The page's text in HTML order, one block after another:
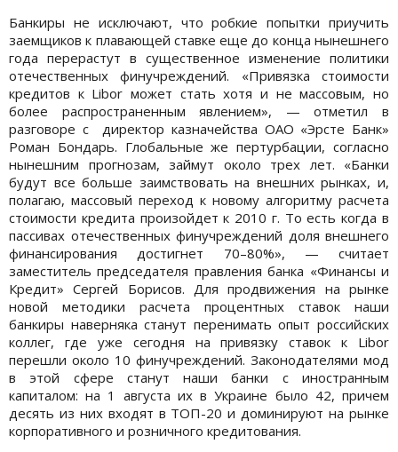
Банкиры не исключают, что робкие попытки приучить
заемщиков к плавающей ставке еще до конца нынешнего
года перерастут в существенное изменение политики
отечественных финучреждений. «Привязка стоимости
кредитов к Libor может стать хотя и не массовым, но
более распространенным явлением», — отметил в
разговоре с директор казначейства ОАО «Эрсте Банк»
Роман Бондарь. Глобальные же пертурбации, согласно
нынешним прогнозам, займут около трех лет. «Банки
будут все больше заимствовать на внешних рынках, и,
полагаю, массовый переход к новому алгоритму расчета
стоимости кредита произойдет к 2010 г. То есть когда в
пассивах отечественных финучреждений доля внешнего
финансирования достигнет 70–80%», — считает
заместитель председателя правления банка «Финансы и
Кредит» Сергей Борисов. Для продвижения на рынке
новой методики расчета процентных ставок наши
банкиры наверняка станут перенимать опыт российских
коллег, где уже сегодня на привязку ставок к Libor
перешли около 10 финучреждений. Законодателями мод
в этой сфере станут наши банки с иностранным
капиталом: на 1 августа их в Украине было 42, причем
десять из них входят в ТОП-20 и доминируют на рынке
корпоративного и розничного кредитования.